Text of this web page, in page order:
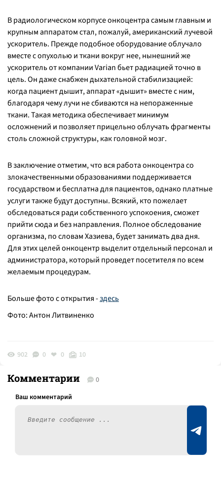
В радиологическом корпусе онкоцентра самым главным и
крупным аппаратом стал, пожалуй, американский лучевой
ускоритель. Прежде подобное оборудование облучало
вместе с опухолью и ткани вокруг нее, нынешний же
ускоритель от компании Varian бьет радиацией точно в
цель. Он даже снабжен дыхательной стабилизацией:
когда пациент дышит, аппарат «дышит» вместе с ним,
благодаря чему лучи не сбиваются на непораженные
ткани. Такая методика обеспечивает минимум
осложнений и позволяет прицельно облучать фрагменты
столь сложной структуры, как головной мозг.
В заключение отметим, что вся работа онкоцентра со
злокачественными образованиями поддерживается
государством и бесплатна для пациентов, однако платные
услуги также будут доступны. Всякий, кто пожелает
обследоваться ради собственного успокоения, сможет
прийти сюда и без направления. Полное обследование
организма, по словам Хазиева, будет занимать два дня.
Для этих целей онкоцентр выделит отдельный персонал и
администратора, который проведет посетителя по всем
желаемым процедурам.
Больше фото с открытия -здесь
Фото: Антон Литвиненко
902 0 0 10
Комментарии 0